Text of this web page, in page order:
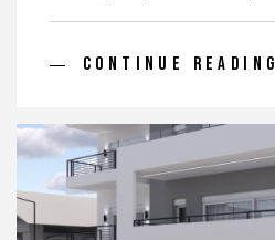
CONTINUE READING